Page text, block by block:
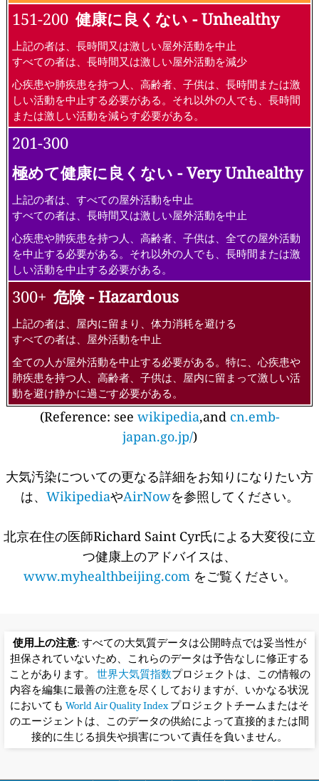
151-200 健康に良くない - Unhealthy
上記の者は、長時間又は激しい屋外活動を中止
すべての者は、長時間又は激しい屋外活動を減少
心疾患や肺疾患を持つ人、高齢者、子供は、長時間または激
しい活動を中止する必要がある。それ以外の人でも、長時間
または激しい活動を減らす必要がある。
201-300
極めて健康に良くない - Very Unhealthy
上記の者は、すべての屋外活動を中止
すべての者は、長時間又は激しい屋外活動を中止
心疾患や肺疾患を持つ人、高齢者、子供は、全ての屋外活動
を中止する必要がある。それ以外の人でも、長時間または激
しい活動を中止する必要がある。
300+ 危険 - Hazardous
上記の者は、屋内に留まり、体力消耗を避ける
すべての者は、屋外活動を中止
全ての人が屋外活動を中止する必要がある。特に、心疾患や
肺疾患を持つ人、高齢者、子供は、屋内に留まって激しい活
動を避け静かに過ごす必要がある。
(Reference: see wikipedia,and cn.emb-
japan.go.jp/)
大気汚染についての更なる詳細をお知りになりたい方
は、 WikipediaやAirNowを参照してください。
北京在住の医師Richard Saint Cyr氏による大変役に立
つ健康上のアドバイスは、
www.myhealthbeijing.com をご覧ください。
使用上の注意: すべての大気質データは公開時点では妥当性が
担保されていないため、これらのデータは予告なしに修正する
ことがあります。 世界大気質指数プロジェクトは、この情報の
内容を編集に最善の注意を尽くしておりますが、いかなる状況
においても World Air Quality Indexプロジェクトチームまたはそ
のエージェントは、このデータの供給によって直接的または間
接的に生じる損失や損害について責任を負いません。